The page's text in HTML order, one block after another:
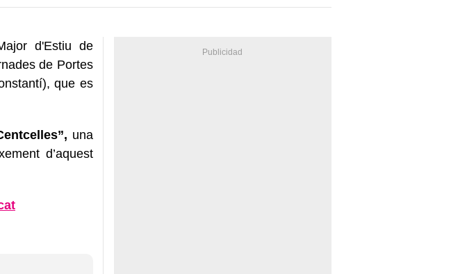
d'Estiu de
de Portes
que es
una
d’aquest